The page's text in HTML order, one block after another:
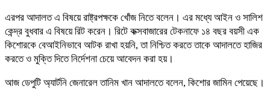
এরপর আদালত এ বিষয়ে রাষ্ট্রপক্ষকে খোঁজ নিতে বলেন। এর মধ্যে আইন ও সালিশ
কেন্দ্র বুধবার এ বিষয়ে রিট করেন। রিটে কক্সবাজারের টেকনাফে ১৪ বছর বয়সী এক
কিশোরকে বেআইনিভাবে আটক রাখা হয়নি, তা নিশ্চিত করতে তাকে আদালতে হাজির
করতে ও মুক্তি দিতে নির্দেশনা চেয়ে আবেদন করা হয়।
আজ ডেপুটি অ্যার্টনি জেনারেল তানিম খান আদালতে বলেন, কিশোর জামিন পেয়েছে।